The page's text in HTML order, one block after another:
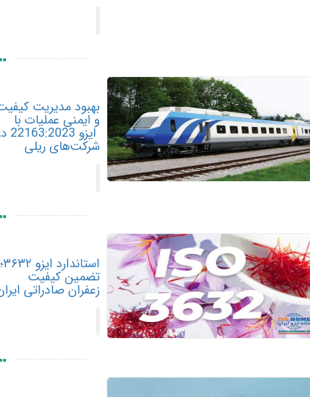
بهبود مدیریت کیفیت
و ایمنی عملیات با
ایزو 22163:2023 در
شرکت‌های ریلی
استاندارد ایزو ۳۶۳۲؛
تضمین کیفیت
زعفران صادراتی ایران